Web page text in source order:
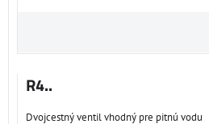
R4..
Dvojcestný ventil vhodný pre pitnú vodu